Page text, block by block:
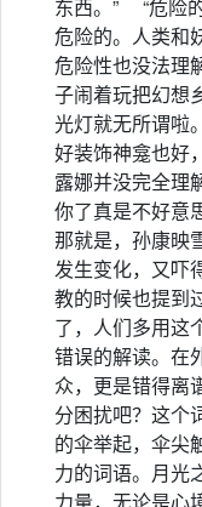
东西。” “危险
危险的。人类和
危险性也没法理
子闹着玩把幻
光灯就无所谓
好装饰神龛也
露娜并没完全
你了真是不好
那就是，孙康
发生变化，又
教的时候也提到
了，人们多用这
错误的解读。在
众，更是错得离
分困扰吧？这
的伞举起，伞
力的词语。月光